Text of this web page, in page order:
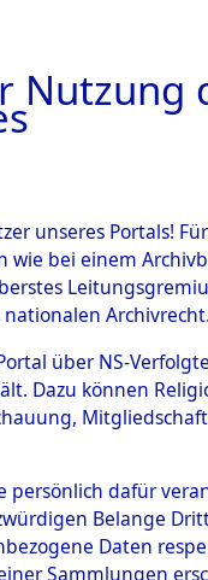
3Akten
Land
Ungarn
unseres Portals!
bei einem
über NS-
Dazu können
persönlich dafür
Belange
Daten
Sammlungen